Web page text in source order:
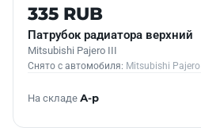
Б/У В НАЛИЧИИ
335 RUB
Патрубок радиатора верхний
Mitsubishi Pajero III
Снято с автомобиля: Mitsubishi Pajero
На складе А-р